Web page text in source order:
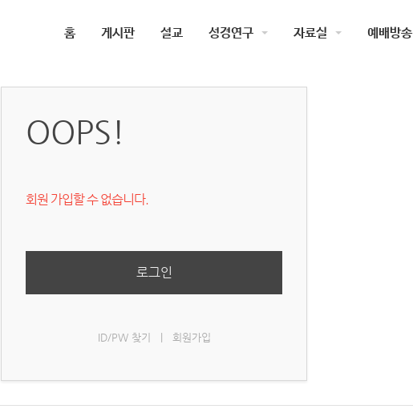
홈 게시판 설교 성경연구 자료실 예배방송
OOPS!
회원 가입할 수 없습니다.
로그인
ID/PW 찾기 회원가입